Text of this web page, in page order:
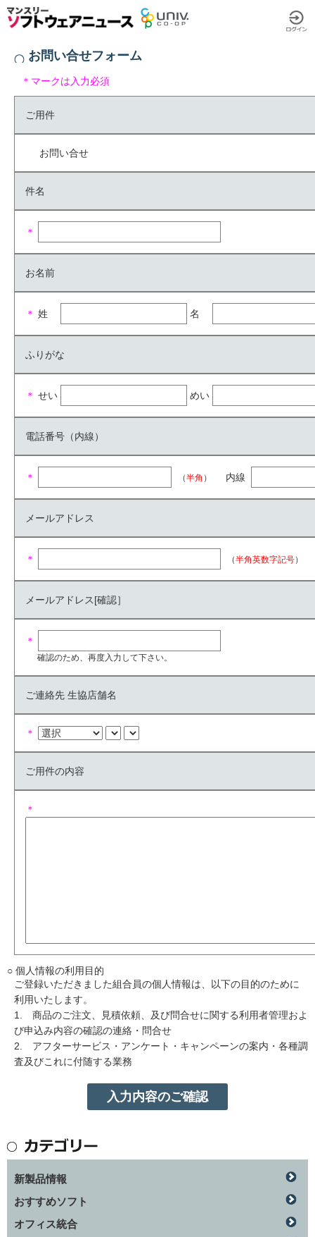
お問い合せフォーム
＊マークは入力必須
ご用件
お問い合せ
件名
＊
お名前
＊ 姓 名
ふりがな
＊ せい めい
電話番号（内線）
＊ （半角 ） 内線
メールアドレス
＊ （半角英数字記号）
メールアドレス[確認］
＊
確認のため、再度入力して下さい。
ご連絡先 生協店舗名
＊
ご用件の内容
＊
○ 個人情報の利用目的
ご登録いただきました組合員の個人情報は、以下の目的のために
利用いたします。
1. 商品のご注文、見積依頼、及び問合せに関する利用者管理およ
び申込み内容の確認の連絡・問合せ
2. アフターサービス・アンケート・キャンペーンの案内・各種調
査及びこれに付随する業務
新製品情報
おすすめソフト
オフィス統合